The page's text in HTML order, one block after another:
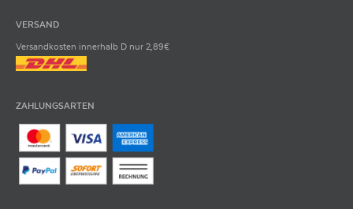
VERSAND
Versandkosten innerhalb D nur 2,89€
ZAHLUNGSARTEN